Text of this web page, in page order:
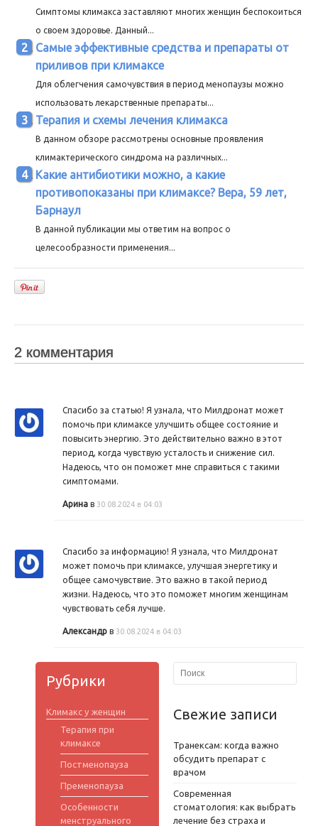
Симптомы климакса заставляют многих женщин беспокоиться
о своем здоровье. Данный...
Самые эффективные средства и препараты от
приливов при климаксе
Для облегчения самочувствия в период менопаузы можно
использовать лекарственные препараты...
Терапия и схемы лечения климакса
В данном обзоре рассмотрены основные проявления
климактерического синдрома на различных...
Какие антибиотики можно, а какие
противопоказаны при климаксе? Вера, 59 лет,
Барнаул
В данной публикации мы ответим на вопрос о
целесообразности применения...
2 комментария
Спасибо за статью! Я узнала, что Милдронат может
помочь при климаксе улучшить общее состояние и
повысить энергию. Это действительно важно в этот
период, когда чувствую усталость и снижение сил.
Надеюсь, что он поможет мне справиться с такими
симптомами.
Арина в 30.08.2024 в 04:03
Спасибо за информацию! Я узнала, что Милдронат
может помочь при климаксе, улучшая энергетику и
общее самочувствие. Это важно в такой период
жизни. Надеюсь, что это поможет многим женщинам
чувствовать себя лучше.
Александр в 30.08.2024 в 04:03
Рубрики
Климакс у женщин
Терапия при
климаксе
Постменопауза
Пременопауза
Особенности
менструального
Свежие записи
Транексам: когда важно
обсудить препарат с
врачом
Современная
стоматология: как выбрать
лечение без страха и